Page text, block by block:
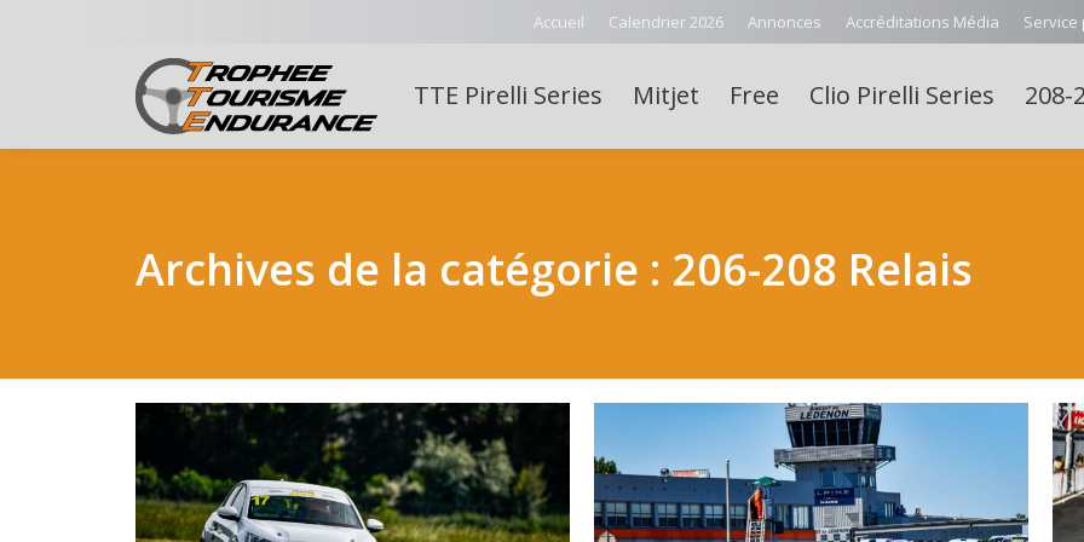
Accueil Calendrier 2026 Annonces Accréditations Média Service
TTE Pirelli Series Mitjet Free Clio Pirelli Series 208-
Archives de la catégorie : 206-208 Relais